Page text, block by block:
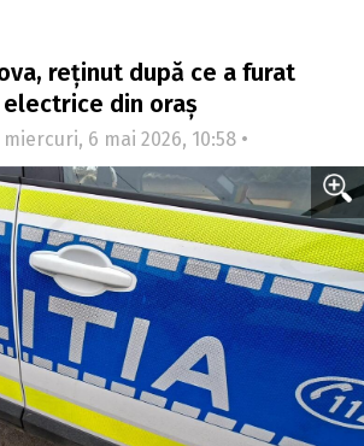
reținut după ce a furat
din oraș
6 mai 2026, 10:58 •